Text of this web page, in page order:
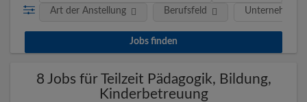
Art der Anstellung Unternehmen
Berufsfeld
8 Jobs für Teilzeit Pädagogik, Bildung,
Kinderbetreuung